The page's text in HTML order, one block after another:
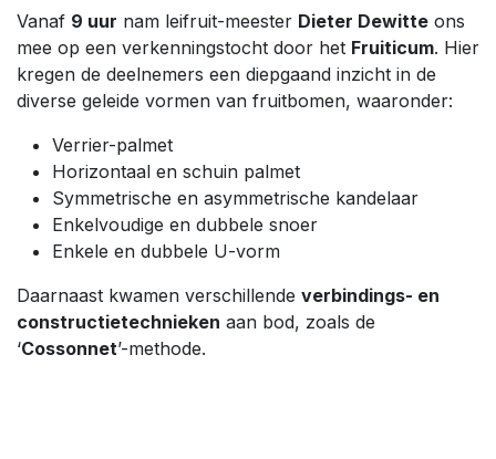
Vanaf 9 uur nam leifruit-meester Dieter Dewitte ons
mee op een verkenningstocht door het Fruiticum. Hier
kregen de deelnemers een diepgaand inzicht in de
diverse geleide vormen van fruitbomen, waaronder:
Verrier-palmet
Horizontaal en schuin palmet
Symmetrische en asymmetrische kandelaar
Enkelvoudige en dubbele snoer
Enkele en dubbele U-vorm
Daarnaast kwamen verschillende verbindings- en
constructietechnieken aan bod, zoals de
‘Cossonnet’-methode.